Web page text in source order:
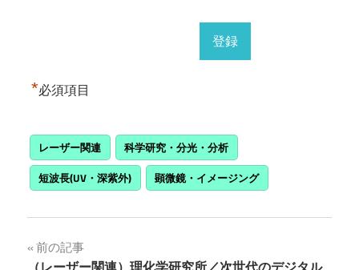
*必須項目
レーザー関連
科学研究・分光・分析
短波長(UV・深紫外)
顕微鏡・イメージング
投
前の記事
（レーザー関連）理化学研究所／次世代のデジタル